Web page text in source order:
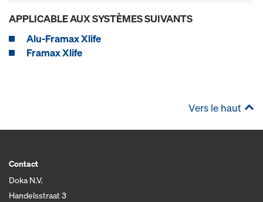
APPLICABLE AUX SYSTÈMES SUIVANTS
Alu-Framax Xlife
Framax Xlife
Vers le haut
Contact
Doka N.V.
Handelsstraat 3